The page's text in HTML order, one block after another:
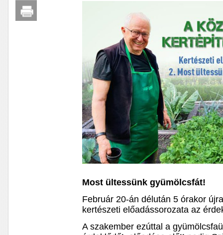
Most ültessünk gyümölcsfát!
Február 20-án délután 5 órakor
kertészeti előadássorozata az
A szakember ezúttal a